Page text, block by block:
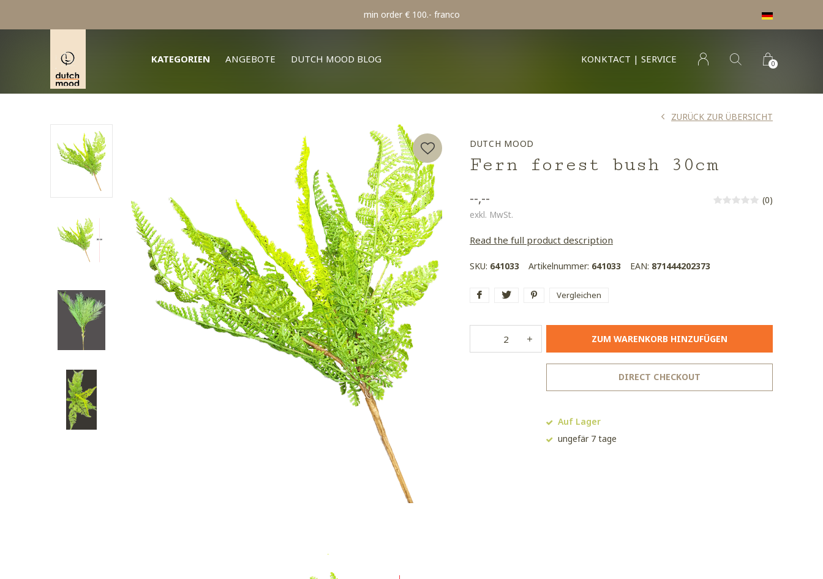
KATEGORIEN ANGEBOTE DUTCH MOOD BLOG KONKTACT | SERVICE 0
min order € 100.- franco
DUTCH MOOD
Fern forest bush 30cm
ZURÜCK ZUR ÜBERSICHT
--,--
exkl. MwSt.
(0)
Read the full product description
SKU: 641033 Artikelnummer: 641033 EAN: 871444202373
Vergleichen
ZUM WARENKORB HINZUFÜGEN
DIRECT CHECKOUT
Auf Lager
ungefär 7 tage